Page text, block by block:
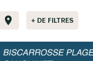
+ DE FILTRES